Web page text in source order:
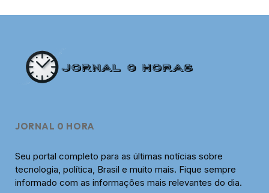
JORNAL 0 HORA
Seu portal completo para as últimas notícias sobre
tecnologia, política, Brasil e muito mais. Fique sempre
informado com as informações mais relevantes do dia.